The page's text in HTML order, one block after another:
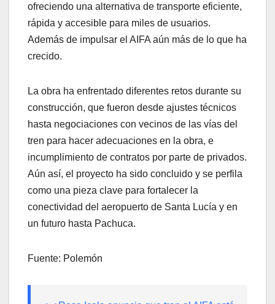
ofreciendo una alternativa de transporte eficiente,
rápida y accesible para miles de usuarios.
Además de impulsar el AIFA aún más de lo que ha
crecido.
La obra ha enfrentado diferentes retos durante su
construcción, que fueron desde ajustes técnicos
hasta negociaciones con vecinos de las vías del
tren para hacer adecuaciones en la obra, e
incumplimiento de contratos por parte de privados.
Aún así, el proyecto ha sido concluido y se perfila
como una pieza clave para fortalecer la
conectividad del aeropuerto de Santa Lucía y en
un futuro hasta Pachuca.
Fuente: Polemón